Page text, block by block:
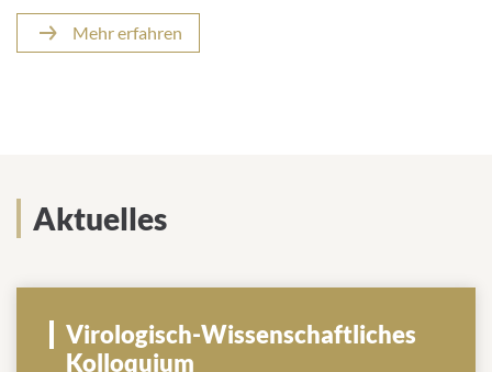
Mehr erfahren
Aktuelles
Virologisch-Wissenschaftliches
Kolloquium